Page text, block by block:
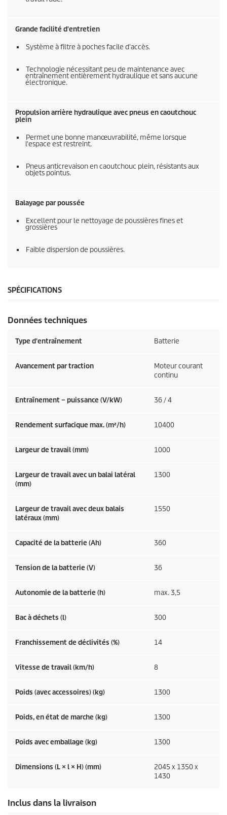
Grande facilité d'entretien
Système à filtre à poches facile d'accès.
Technologie nécessitant peu de maintenance avec
entraînement entièrement hydraulique et sans aucune
électronique.
Propulsion arrière hydraulique avec pneus en caoutchouc
plein
Permet une bonne manœuvrabilité, même lorsque
l'espace est restreint.
Pneus anticrevaison en caoutchouc plein, résistants aux
objets pointus.
Balayage par poussée
Excellent pour le nettoyage de poussières fines et
grossières
Faible dispersion de poussières.
SPÉCIFICATIONS
Données techniques
Type d'entraînement Batterie
Avancement par traction
Moteur courant
continu
Entraînement – puissance (V/kW) 36 / 4
Rendement surfacique max. (m²/h) 10400
Largeur de travail (mm) 1000
Largeur de travail avec un balai latéral
(mm)
1300
Largeur de travail avec deux balais
latéraux (mm)
1550
Capacité de la batterie (Ah) 360
Tension de la batterie (V) 36
Autonomie de la batterie (h) max. 3,5
Bac à déchets (l) 300
Franchissement de déclivités (%) 14
Vitesse de travail (km/h) 8
Poids (avec accessoires) (kg) 1300
Poids, en état de marche (kg) 1300
Poids avec emballage (kg) 1300
Dimensions (L × l × H) (mm)
2045 x 1350 x
1430
Inclus dans la livraison